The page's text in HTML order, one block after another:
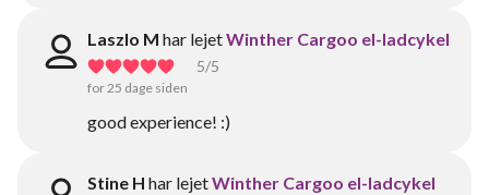
Laszlo M har lejetWinther Cargoo el-ladcykel
5/5
for 25 dage siden
good experience! :)
Stine H har lejetWinther Cargoo el-ladcykel